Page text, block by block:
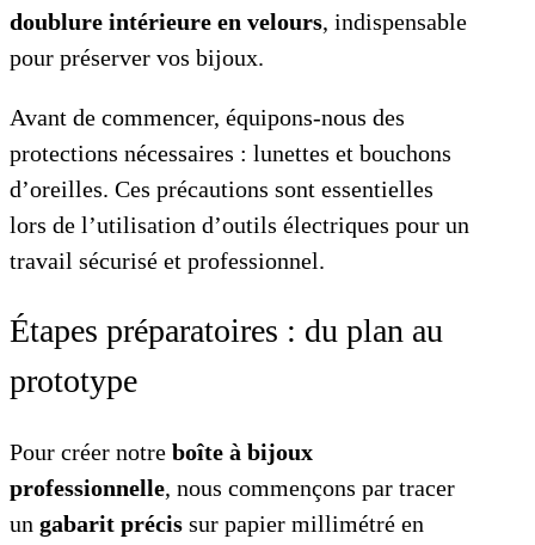
doublure intérieure en velours, indispensable
pour préserver vos bijoux.
Avant de commencer, équipons-nous des
protections nécessaires : lunettes et bouchons
d’oreilles. Ces précautions sont essentielles
lors de l’utilisation d’outils électriques pour un
travail sécurisé et professionnel.
Étapes préparatoires : du plan au
prototype
Pour créer notre boîte à bijoux
professionnelle, nous commençons par tracer
un gabarit précis sur papier millimétré en